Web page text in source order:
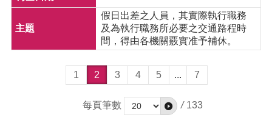
假日出差之人員，其實際執行職務
及為執行職務所必要之交通路程時
間，得由各機關覈實准予補休。
1 2 3 4 5 ... 7
每頁筆數 / 133